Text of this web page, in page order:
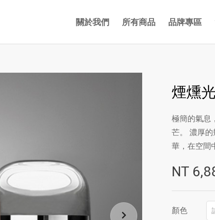
關於我們 所有商品 品牌專區
煙燻
極簡的氣息
芒。 濃厚
華，在空間
NT
顏色